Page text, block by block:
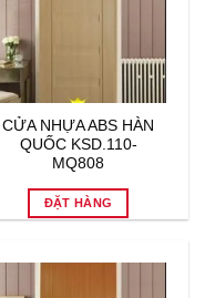
CỬA NHỰA ABS HÀN
QUỐC KSD.110-
MQ808
ĐẶT HÀNG